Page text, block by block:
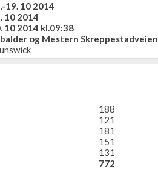
19. 10 2014
10 2014
10 2014 kl.09:38
og Mestern Skreppestadveien
188
121
181
151
131
772